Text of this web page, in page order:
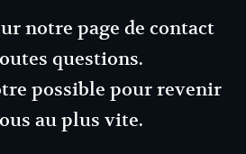
notre page de contact
questions.
possible pour revenir
au plus vite.